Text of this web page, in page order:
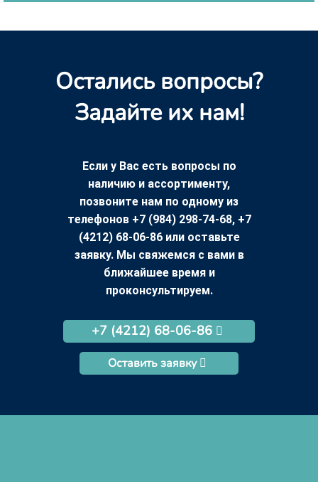
Остались вопросы?
Задайте их нам!
Если у Вас есть вопросы по
наличию и ассортименту,
позвоните нам по одному из
телефонов +7 (984) 298-74-68, +7
(4212) 68-06-86 или оставьте
заявку. Мы свяжемся с вами в
ближайшее время и
проконсультируем.
+7 (4212) 68-06-86
Оставить заявку